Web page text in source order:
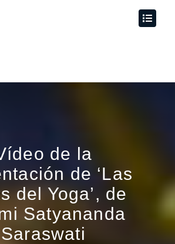
de la
de ‘Las
del Yoga’, de
Satyananda
Saraswati